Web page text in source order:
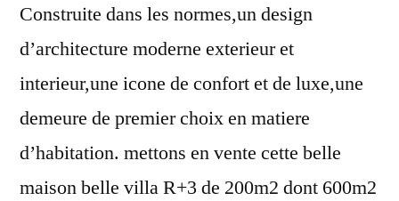
Construite dans les normes,un design
d’architecture moderne exterieur et
interieur,une icone de confort et de luxe,une
demeure de premier choix en matiere
d’habitation. mettons en vente cette belle
maison belle villa R+3 de 200m2 dont 600m2